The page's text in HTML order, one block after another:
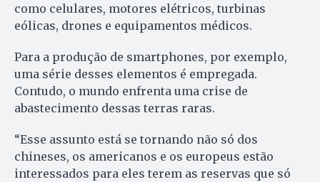
como celulares, motores elétricos, turbinas
eólicas, drones e equipamentos médicos.
Para a produção de smartphones, por exemplo,
uma série desses elementos é empregada.
Contudo, o mundo enfrenta uma crise de
abastecimento dessas terras raras.
“Esse assunto está se tornando não só dos
chineses, os americanos e os europeus estão
interessados para eles terem as reservas que só